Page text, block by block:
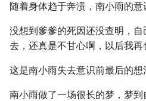
随着身体趋于奔溃，南小雨的意
没想到爹爹的死因还没查明，
去，还真是不甘心啊，以后我
这是南小雨失去意识前最后的想
南小雨做了一场很长的梦，梦